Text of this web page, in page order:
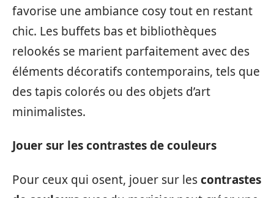
favorise une ambiance cosy tout en restant
chic. Les buffets bas et bibliothèques
relookés se marient parfaitement avec des
éléments décoratifs contemporains, tels que
des tapis colorés ou des objets d’art
minimalistes.
Jouer sur les contrastes de couleurs
Pour ceux qui osent, jouer sur lescontrastes